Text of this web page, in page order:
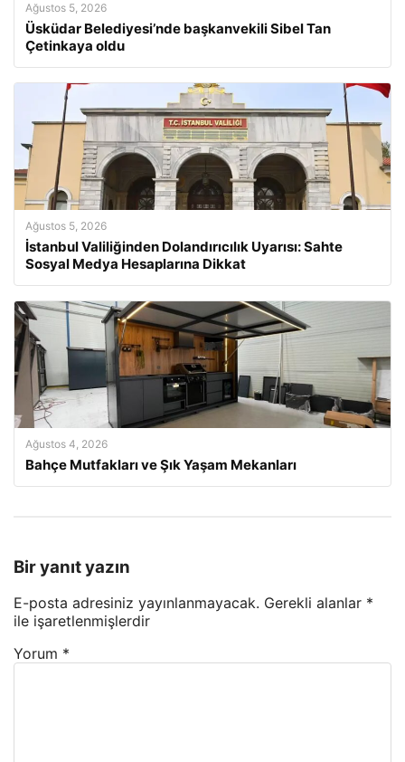
Ağustos 5, 2026
Üsküdar Belediyesi’nde başkanvekili Sibel Tan
Çetinkaya oldu
Ağustos 5, 2026
İstanbul Valiliğinden Dolandırıcılık Uyarısı: Sahte
Sosyal Medya Hesaplarına Dikkat
Ağustos 4, 2026
Bahçe Mutfakları ve Şık Yaşam Mekanları
Bir yanıt yazın
E-posta adresiniz yayınlanmayacak. Gerekli alanlar *
ile işaretlenmişlerdir
Yorum *